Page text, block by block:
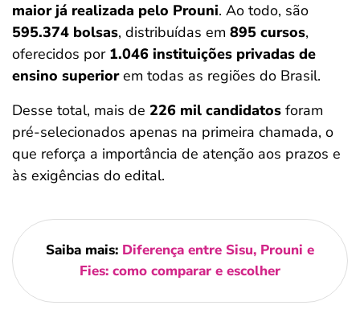
maior já realizada pelo Prouni. Ao todo, são
595.374 bolsas, distribuídas em 895 cursos,
oferecidos por 1.046 instituições privadas de
ensino superiorem todas as regiões do Brasil.
Desse total, mais de 226 mil candidatos foram
pré-selecionados apenas na primeira chamada, o
que reforça a importância de atenção aos prazos e
às exigências do edital.
Saiba mais: Diferença entre Sisu, Prouni e
Fies: como comparar e escolher